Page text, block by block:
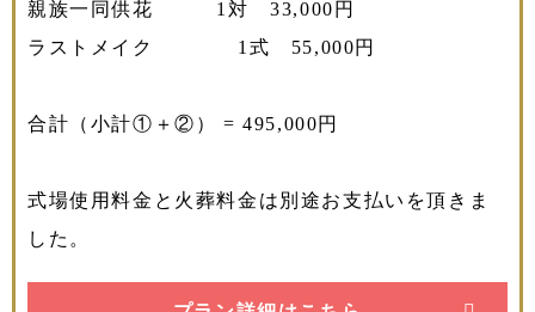
親族一同供花 1対 33,000円
ラストメイク 1式 55,000円
合計（小計①＋②） = 495,000円
式場使用料金と火葬料金は別途お支払いを頂きま
した。